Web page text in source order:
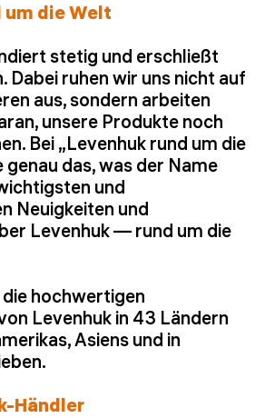
um die Welt
stetig und erschließt
Dabei ruhen wir uns nicht auf
aus, sondern arbeiten
unsere Produkte noch
Bei „Levenhuk rund um die
genau das, was der Name
und
Neuigkeiten und
Levenhuk — rund um die
hochwertigen
Levenhuk in 43 Ländern
Asiens und in
Händler